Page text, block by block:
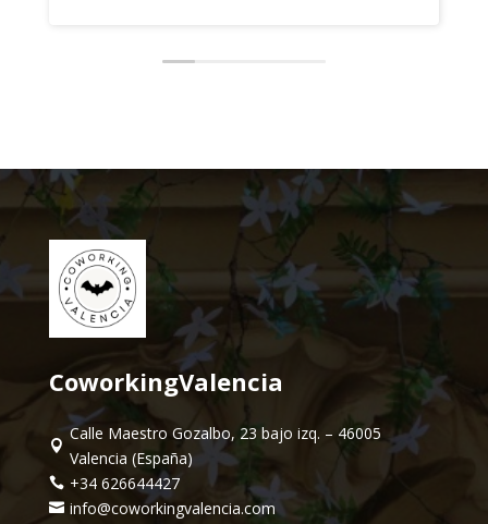
CoworkingValencia

Calle Maestro Gozalbo, 23 bajo izq. – 46005
Valencia (España)
 +34 626644427
 info@coworkingvalencia.com